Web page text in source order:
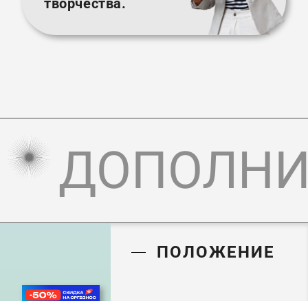
творчества.
ПОЛОЖЕНИЕ